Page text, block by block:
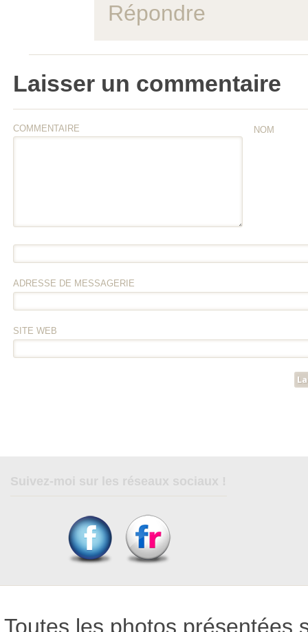
Répondre
Laisser un commentaire
COMMENTAIRE NOM
ADRESSE DE MESSAGERIE
SITE WEB
Toutes les photos présentées